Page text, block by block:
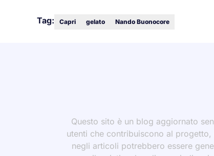
Tag: Capri gelato Nando Buonocore
Questo sito è un blog aggiornato
utenti che contribuiscono al
negli articoli potrebbero essere